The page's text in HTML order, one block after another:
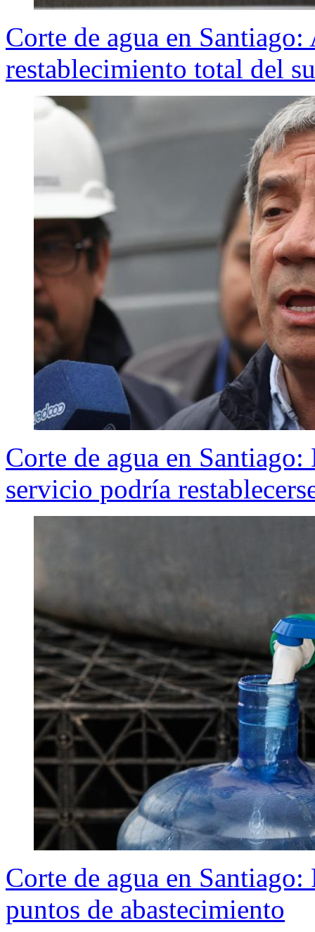
Corte de agua en
restablecimiento total del
Corte de agua en
servicio podría
Corte de agua en
puntos de abastecimiento